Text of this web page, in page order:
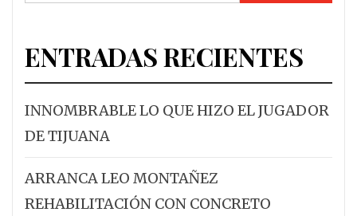
ENTRADAS RECIENTES
INNOMBRABLE LO QUE HIZO EL JUGADOR
DE TIJUANA
ARRANCA LEO MONTAÑEZ
REHABILITACIÓN CON CONCRETO